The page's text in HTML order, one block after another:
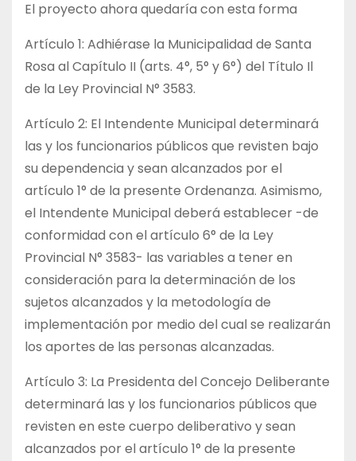
El proyecto ahora quedaría con esta forma
Artículo 1: Adhiérase la Municipalidad de Santa
Rosa al Capítulo II (arts. 4°, 5° y 6°) del Título Il
de la Ley Provincial N° 3583.
Artículo 2: El Intendente Municipal determinará
las y los funcionarios públicos que revisten bajo
su dependencia y sean alcanzados por el
artículo 1° de la presente Ordenanza. Asimismo,
el Intendente Municipal deberá establecer -de
conformidad con el artículo 6° de la Ley
Provincial N° 3583- las variables a tener en
consideración para la determinación de los
sujetos alcanzados y la metodología de
implementación por medio del cual se realizarán
los aportes de las personas alcanzadas.
Artículo 3: La Presidenta del Concejo Deliberante
determinará las y los funcionarios públicos que
revisten en este cuerpo deliberativo y sean
alcanzados por el artículo 1° de la presente